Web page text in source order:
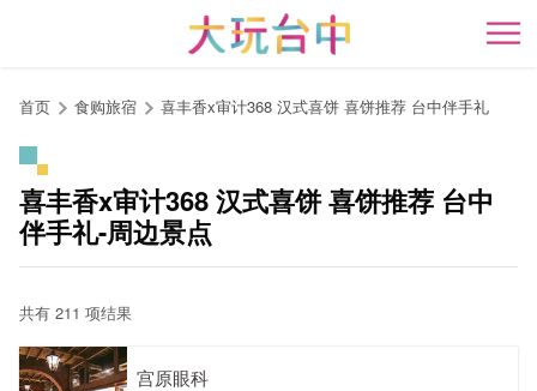
开
首页 食购旅宿 喜丰香x审计368 汉式喜饼 喜饼推荐 台中伴手礼
喜丰香x审计368 汉式喜饼 喜饼推荐 台中
伴手礼-周边景点
共有 211 项结果
宫原眼科